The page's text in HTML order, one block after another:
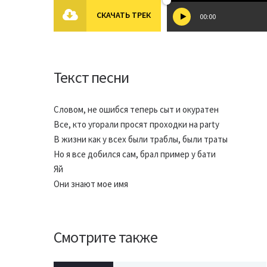
СКАЧАТЬ ТРЕК 00:00
Текст песни
Словом, не ошибся теперь сыт и окуратен
Все, кто угорали просят проходки на party
В жизни как у всех были траблы, были траты
Но я все добился сам, брал пример у бати
Яй
Они знают мое имя
Смотрите также